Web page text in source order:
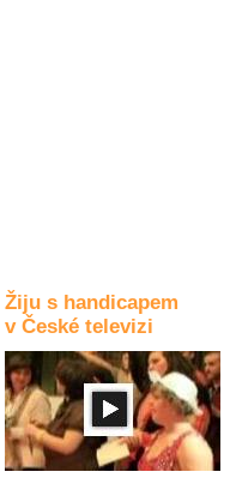
Žiju s handicapem
v České televizi